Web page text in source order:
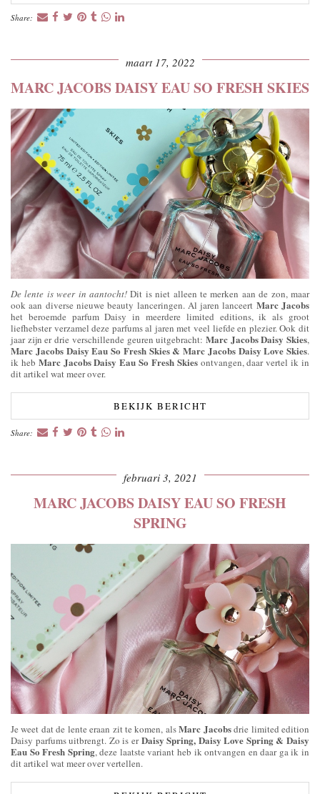
Share:
maart 17, 2022
MARC JACOBS DAISY EAU SO FRESH SKIES
De lente is weer in aantocht!Dit is niet alleen te merken aan de zon, maar
ook aan diverse nieuwe beauty lanceringen. Al jaren lanceert Marc Jacobs
het beroemde parfum Daisy in meerdere limited editions, ik als groot
liefhebster verzamel deze parfums al jaren met veel liefde en plezier. Ook dit
jaar zijn er drie verschillende geuren uitgebracht: Marc Jacobs Daisy Skies,
Marc Jacobs Daisy Eau So Fresh Skies & Marc Jacobs Daisy Love Skies.
ik heb Marc Jacobs Daisy Eau So Fresh Skiesontvangen, daar vertel ik in
dit artikel wat meer over.
BEKIJK BERICHT
Share:
februari 3, 2021
MARC JACOBS DAISY EAU SO FRESH
SPRING
Je weet dat de lente eraan zit te komen, alsMarc Jacobsdrie limited edition
Daisy parfums uitbrengt. Zo is erDaisy Spring, Daisy Love Spring & Daisy
Eau So Fresh Spring, deze laatste variant heb ik ontvangen en daar ga ik in
dit artikel wat meer over vertellen.